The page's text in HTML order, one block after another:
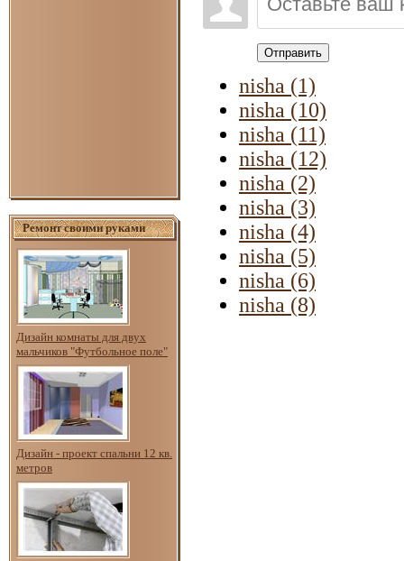
Ремонт своими руками
Дизайн комнаты для двух
мальчиков "Футбольное поле"
Дизайн - проект спальни 12 кв.
метров
Отправить
nisha (1)
nisha (10)
nisha (11)
nisha (12)
nisha (2)
nisha (3)
nisha (4)
nisha (5)
nisha (6)
nisha (8)